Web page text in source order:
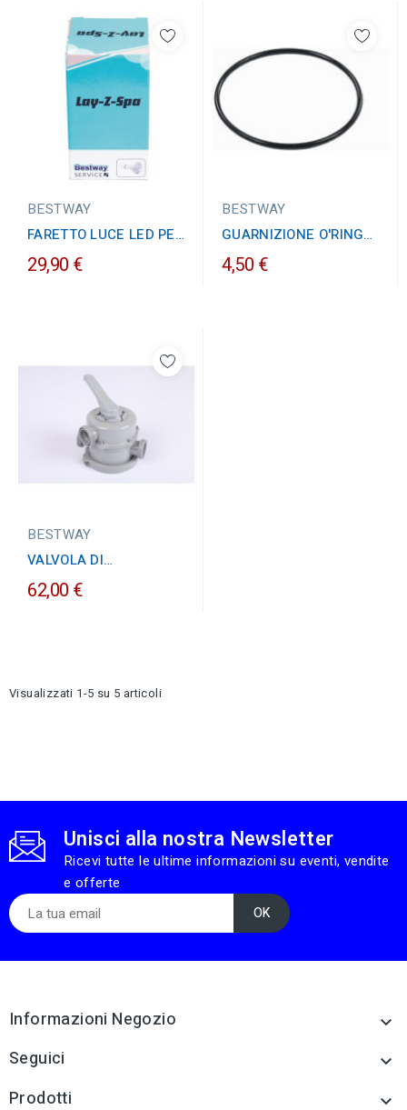
BESTWAY
FARETTO LUCE LED PER
IDROMASSAGGI
GONFIABILI BESTWAY
29,90 €
BESTWAY
GUARNIZIONE O'RING
PER COPERCHIO
TRASPARENTE POMPE
4,50 €
BESTWAY
VALVOLA DI
CONTROLLO A 6 VIE
PER FILTRI A SABBIA
62,00 €
Visualizzati 1-5 su 5 articoli
Unisci alla nostra Newsletter
Ricevi tutte le ultime informazioni su eventi, vendite
e offerte
Informazioni Negozio 
Seguici 
Prodotti 